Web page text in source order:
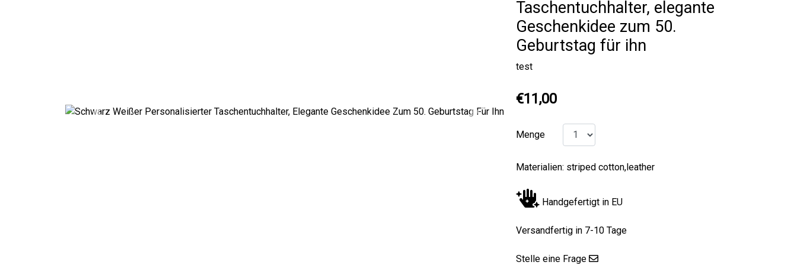
Previous Next
Taschentuchhalter, elegante
Geschenkidee zum 50.
Geburtstag für ihn
test
€11,00
Menge
Materialien: striped cotton,leather
Handgefertigt in EU
Versandfertig in 7-10 Tage
Stelle eine Frage